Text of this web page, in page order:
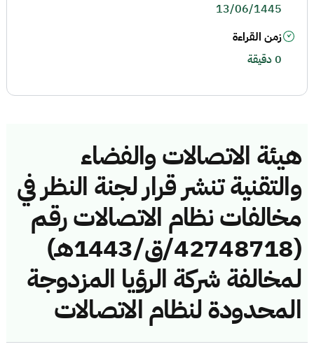
هيئة الاتصالات والفضاء
والتقنية تنشر قرار لجنة النظر في
مخالفات نظام الاتصالات رقم
(42748718/ق/1443هـ)
لمخالفة شركة الرؤيا المزدوجة
المحدودة لنظام الاتصالات
13/06/1445
زمن القراءة
0 دقيقة